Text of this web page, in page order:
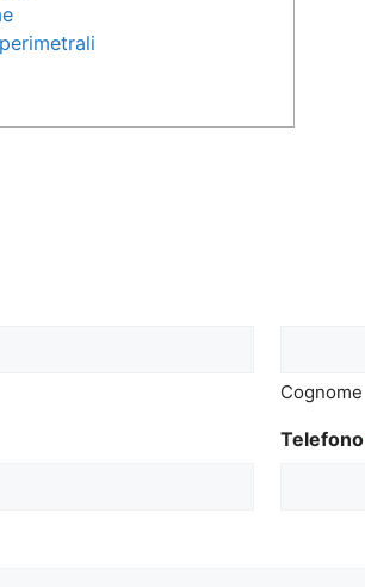
Cognome
Telefono